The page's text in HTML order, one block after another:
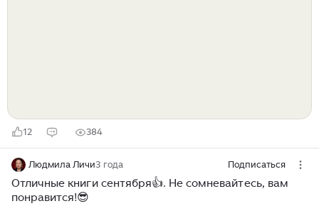
12 384
Людмила Личи3 года Подписаться
Отличные книги сентября👍. Не сомневайтесь, вам
понравится!😎